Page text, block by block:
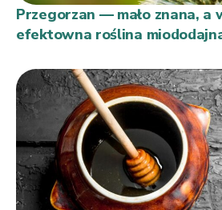
Przegorzan — mało znana, a
efektowna roślina